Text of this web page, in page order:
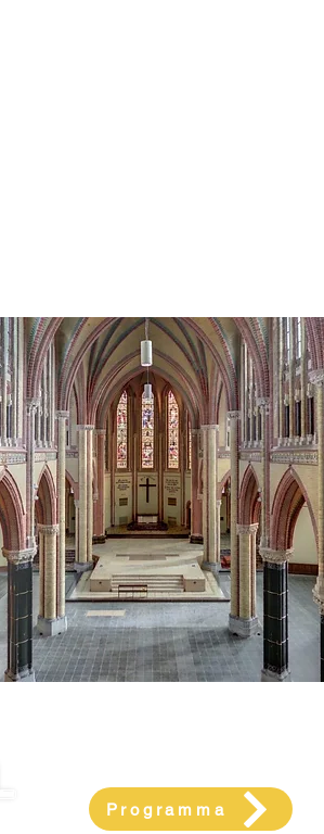
Programma